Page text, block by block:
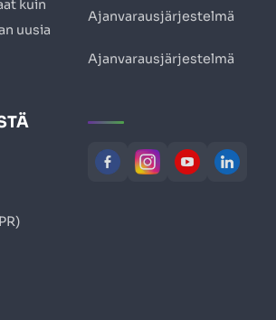
kuin
uusia
Ajanvarausjärjestelmä
Ajanvarausjärjestelmä